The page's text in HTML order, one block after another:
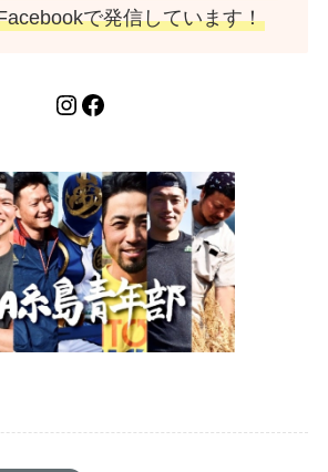
で発信しています！
Instagram
Facebook